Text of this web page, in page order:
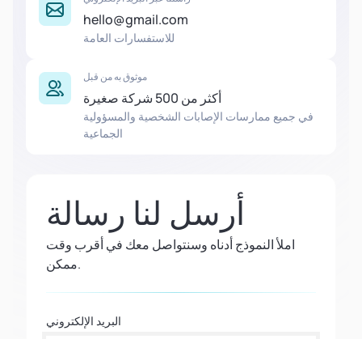
hello@gmail.com
للاستفسارات العامة
موثوق به من قبل
أكثر من 500 شركة صغيرة
في جميع ممارسات الإصابات الشخصية والمسؤولية
الجماعية
أرسل لنا رسالة
املأ النموذج أدناه وسنتواصل معك في أقرب وقت
ممكن.
البريد الإلكتروني